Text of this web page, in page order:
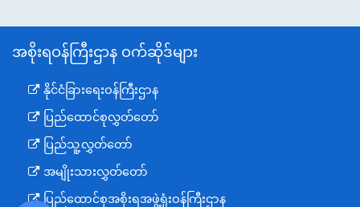
အစိုးရဝန်ကြီးဌာန ဝက်ဆိုဒ်များ
နိုင်ငံခြားရေးဝန်ကြီးဌာန
ပြည်ထောင်စုလွှတ်တော်
ပြည်သူ့လွှတ်တော်
အမျိုးသားလွှတ်တော်
ပြည်ထောင်စုအစိုးရအဖွဲ့ရုံးဝန်ကြီးဌာန